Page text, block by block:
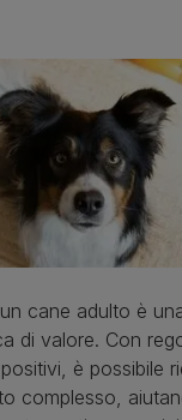
cane adulto è
di valore. Con
è possibile
complesso,